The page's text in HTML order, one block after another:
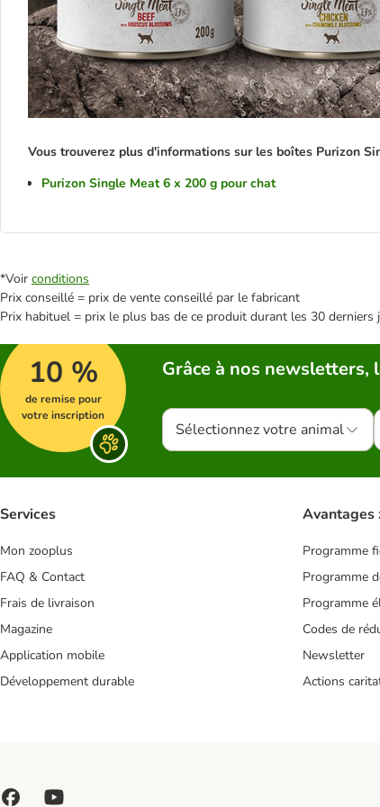
Vous trouverez plus d'informations sur les boîtes Purizon
Purizon Single Meat 6 x 200 g pour chat
*Voir conditions
Prix conseillé = prix de vente conseillé par le fabricant
Prix habituel = prix le plus bas de ce produit durant les 30 derniers
10 %
de remise pour
votre inscription
Grâce à nos newsletters,
Sélectionnez votre animal
Services
Mon zooplus
FAQ & Contact
Frais de livraison
Magazine
Application mobile
Développement durable
Avantages
Programme
Programme
Programme
Codes de
Newsletter
Actions